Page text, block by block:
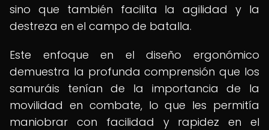
sino que también facilita la agilidad y la
destreza en el campo de batalla.
Este enfoque en el diseño ergonómico
demuestra la profunda comprensión que los
samuráis tenían de la importancia de la
movilidad en combate, lo que les permitía
maniobrar con facilidad y rapidez en el